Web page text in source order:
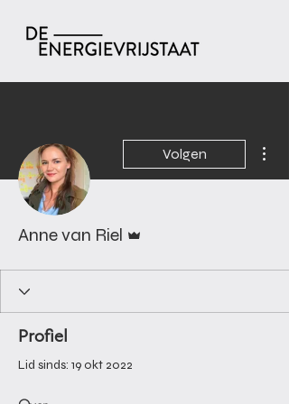
Volgen
Anne van Riel
Profiel
Lid sinds: 19 okt 2022